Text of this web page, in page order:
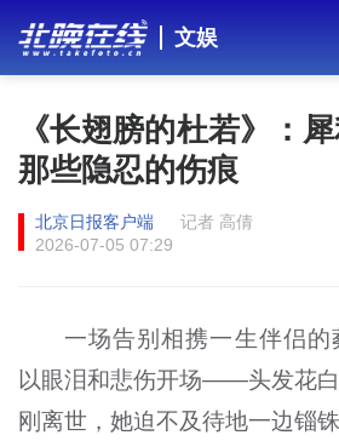
文娱
《长翅膀的杜若》：
那些隐忍的伤痕
北京日报客户端
记者 高倩
2026-07-05 07:29
一场告别相携一生伴侣
以眼泪和悲伤开场——头发花
刚离世，她迫不及待地一边锱